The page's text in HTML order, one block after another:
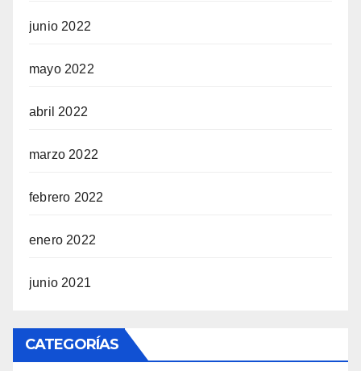
junio 2022
mayo 2022
abril 2022
marzo 2022
febrero 2022
enero 2022
junio 2021
CATEGORÍAS